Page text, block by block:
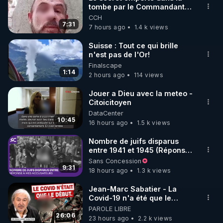
🌱 INSTAGRAM
https://www.instagram.com/rdlr_thierrycasasnovas/
http://rgnr.li/instagram
🌱 LA NEWSLETTER
Pour ne pas rater l’actualité RGNR (stages,
http://rgnr.li/news
🌱 VIDÉOS NON CENSURÉES SUR ODYSEE
Toutes les vidéos Youtube sont aussi sur la
http://rgnr.li/odysee
🌱 LES STAGES EN PRÉSENTIEL
http://rgnr.li/stages
7:31
tombe par le Commandant
Cousteau le 25 juin 1997
CCH
7 hours ago
1.4 k views
1:14
Suisse : Tout ce qui brille
n'est pas de l'Or!
Finalscape
2 hours ago
114 views
10:45
Jouer a Dieu avec la meteo -
Citoicitoyen
DataCenter
16 hours ago
1.5 k views
9:31
Nombre de juifs disparus
entre 1941 et 1945 (Réponse
à mes accusateurs)
Sans Concession
18 hours ago
1.3 k views
26:06
Jean-Marc Sabatier - La
Covid-19 n'a été que le
début - L'ARNm & l'ARNm-aa
jusqu où auront-t-il ?
PAROLE LIBRE
23 hours ago
2.2 k views